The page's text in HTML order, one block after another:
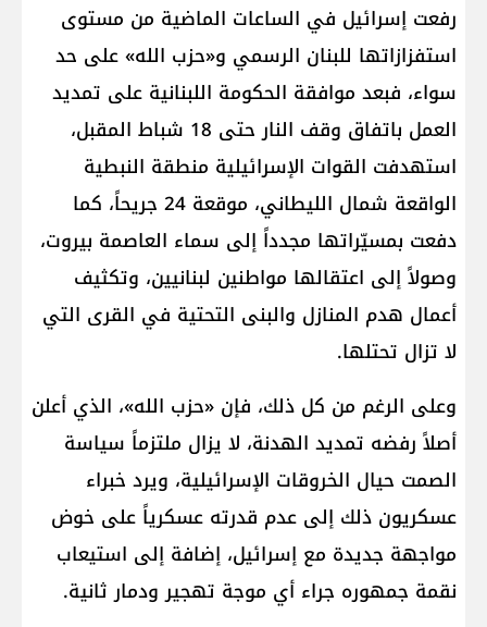
رفعت إسرائيل في الساعات الماضية من مستوى
استفزازاتها للبنان الرسمي و«حزب الله» على حد
سواء، فبعد موافقة الحكومة اللبنانية على تمديد
العمل باتفاق وقف النار حتى 18 شباط المقبل،
استهدفت القوات الإسرائيلية منطقة النبطية
الواقعة شمال الليطاني، موقعة 24 جريحاً، كما
دفعت بمسيّراتها مجدداً إلى سماء العاصمة بيروت،
وصولاً إلى اعتقالها مواطنين لبنانيين، وتكثيف
أعمال هدم المنازل والبنى التحتية في القرى التي
لا تزال تحتلها.
وعلى الرغم من كل ذلك، فإن «حزب الله»، الذي أعلن
أصلاً رفضه تمديد الهدنة، لا يزال ملتزماً سياسة
الصمت حيال الخروقات الإسرائيلية، ويرد خبراء
عسكريون ذلك إلى عدم قدرته عسكرياً على خوض
مواجهة جديدة مع إسرائيل، إضافة إلى استيعاب
نقمة جمهوره جراء أي موجة تهجير ودمار ثانية.